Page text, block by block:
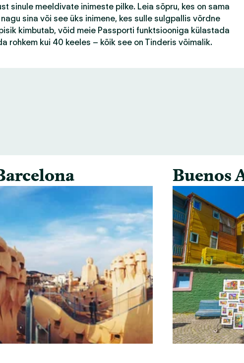
sinule meeldivate inimeste pilke. Leia sõpru, kes on sama
sina või see üks inimene, kes sulle sulgpallis võrdne
kimbutab, võid meie Passporti funktsiooniga külastada
rohkem kui 40 keeles – kõik see on Tinderis võimalik.
Buenos